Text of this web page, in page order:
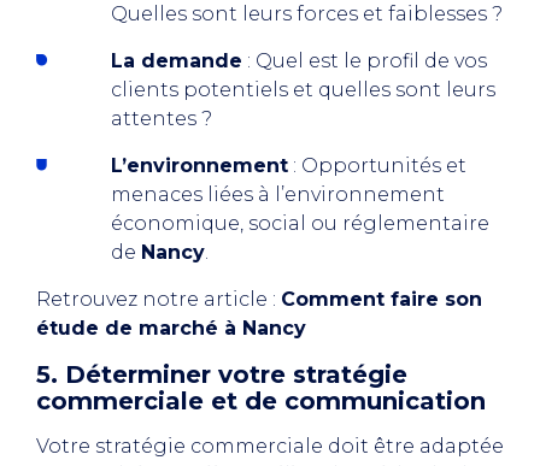
Quelles sont leurs forces et faiblesses ?
La demande : Quel est le profil de vos
clients potentiels et quelles sont leurs
attentes ?
L’environnement : Opportunités et
menaces liées à l’environnement
économique, social ou réglementaire
de Nancy.
Retrouvez notre article : Comment faire son
étude de marché à Nancy
5. Déterminer votre stratégie
commerciale et de communication
Votre stratégie commerciale doit être adaptée